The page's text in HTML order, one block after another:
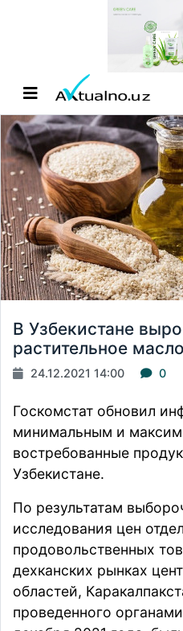
В Узбекистане
растительное масло
24.12.2021 14:00 0
Госкомстат обновил
минимальным и
востребованные
Узбекистане.
По результатам
исследования цен
продовольственных
дехканских рынках
областей,
проведенного